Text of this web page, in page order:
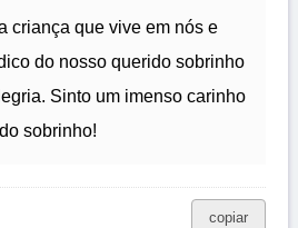
criança que vive em nós e
do nosso querido sobrinho
Sinto um imenso carinho
sobrinho!
copiar